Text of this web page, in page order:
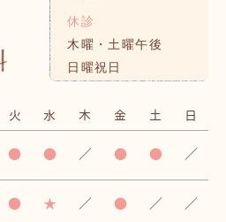
休診
木曜・土曜午後
日曜祝日
火 水 木 金 土 日
● ● ／ ● ● ／
● ★ ／ ● ／ ／